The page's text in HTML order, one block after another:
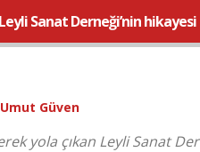
Sanat Derneği’nin hikayesi
Umut Güven
yola çıkan Leyli Sanat